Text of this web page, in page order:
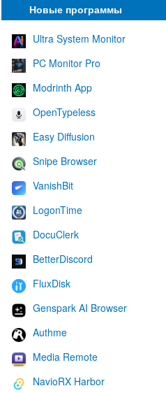
Новые программы
Ultra System Monitor
PC Monitor Pro
Modrinth App
OpenTypeless
Easy Diffusion
Snipe Browser
VanishBit
LogonTime
DocuClerk
BetterDiscord
FluxDisk
Genspark AI Browser
Authme
Media Remote
NavioRX Harbor